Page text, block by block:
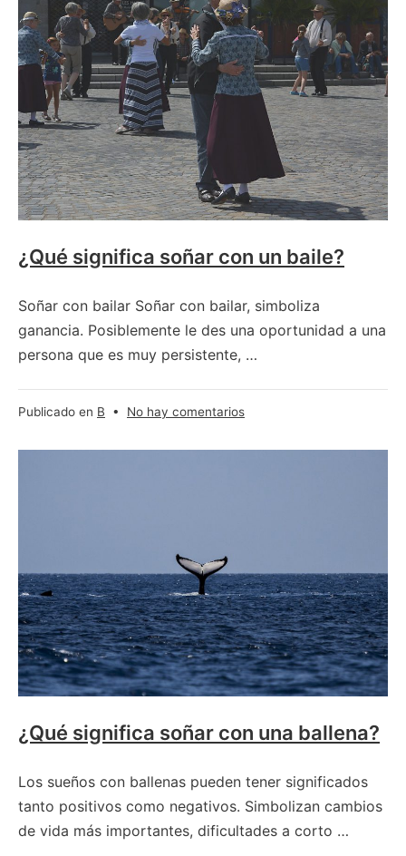
con
un
beso?
¿Qué significa soñar con un baile?
Soñar con bailar Soñar con bailar, simboliza
ganancia. Posiblemente le des una oportunidad a una
persona que es muy persistente, …
Publicado en B • No hay comentariosen
significa
¿Qué significa soñar con una ballena?
Los sueños con ballenas pueden tener significados
tanto positivos como negativos. Simbolizan cambios
de vida más importantes, dificultades a corto …